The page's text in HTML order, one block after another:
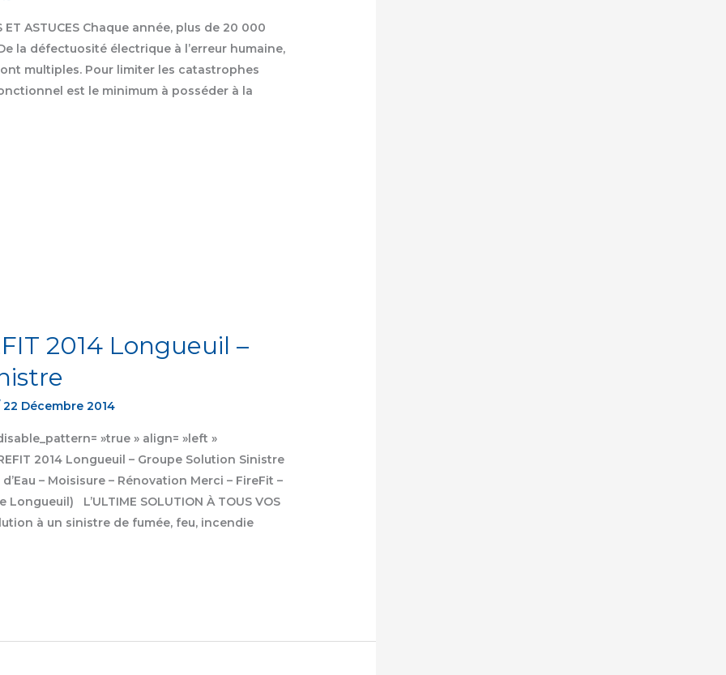
ET ASTUCES Chaque année, plus de 20 000
la défectuosité électrique à l’erreur humaine,
multiples. Pour limiter les catastrophes
est le minimum à posséder à la
2014 Longueuil –
22 Décembre 2014
»true » align= »left »
2014 Longueuil – Groupe Solution Sinistre
– Moisisure – Rénovation Merci – FireFit –
L’ULTIME SOLUTION À TOUS VOS
à un sinistre de fumée, feu, incendie